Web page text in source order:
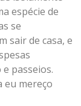
espécie de
se
sair de casa, e
passeios.
eu mereço